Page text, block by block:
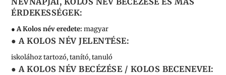
ÉRDEKESSÉGEK:
● A Kolos név eredete:magyar
● A KOLOS NÉV JELENTÉSE:
iskolához tartozó, tanító, tanuló
● A KOLOS NÉV BECÉZÉSE / KOLOS BECENEVEI: